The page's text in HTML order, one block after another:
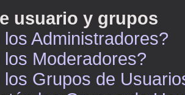
usuario y grupos
Administradores?
Moderadores?
Grupos de